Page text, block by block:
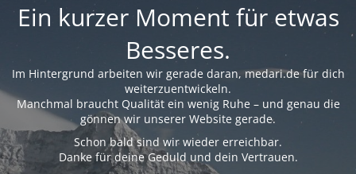
Ein kurzer Moment für etwas
Besseres.
Im Hintergrund arbeiten wir gerade daran, medari.de für dich
weiterzuentwickeln.
Manchmal braucht Qualität ein wenig Ruhe – und genau die
gönnen wir unserer Website gerade.
Schon bald sind wir wieder erreichbar.
Danke für deine Geduld und dein Vertrauen.